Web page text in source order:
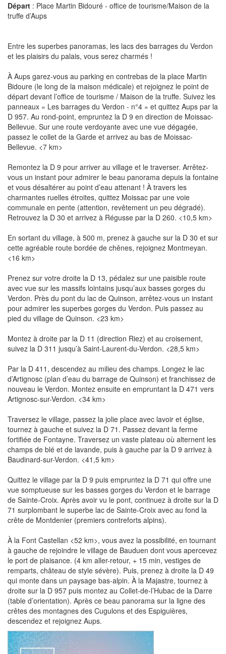
Départ : Place Martin Bidouré - office de tourisme/Maison de la
truffe d’Aups
Entre les superbes panoramas, les lacs des barrages du Verdon
et les plaisirs du palais, vous serez charmés !
À Aups garez-vous au parking en contrebas de la place Martin
Bidoure (le long de la maison médicale) et rejoignez le point de
départ devant l’office de tourisme / Maison de la truffe. Suivez les
panneaux « Les barrages du Verdon - n°4 » et quittez Aups par la
D 957. Au rond-point, empruntez la D 9 en direction de Moissac-
Bellevue. Sur une route verdoyante avec une vue dégagée,
passez le collet de la Garde et arrivez au bas de Moissac-
Bellevue. <7 km>
Remontez la D 9 pour arriver au village et le traverser. Arrêtez-
vous un instant pour admirer le beau panorama depuis la fontaine
et vous désaltérer au point d’eau attenant ! À travers les
charmantes ruelles étroites, quittez Moissac par une voie
communale en pente (attention, revêtement un peu dégradé).
Retrouvez la D 30 et arrivez à Régusse par la D 260. <10,5 km>
En sortant du village, à 500 m, prenez à gauche sur la D 30 et sur
cette agréable route bordée de chênes, rejoignez Montmeyan.
<16 km>
Prenez sur votre droite la D 13, pédalez sur une paisible route
avec vue sur les massifs lointains jusqu’aux basses gorges du
Verdon. Près du pont du lac de Quinson, arrêtez-vous un instant
pour admirer les superbes gorges du Verdon. Puis passez au
pied du village de Quinson. <23 km>
Montez à droite par la D 11 (direction Riez) et au croisement,
suivez la D 311 jusqu’à Saint-Laurent-du-Verdon. <28,5 km>
Par la D 411, descendez au milieu des champs. Longez le lac
d’Artignosc (plan d’eau du barrage de Quinson) et franchissez de
nouveau le Verdon. Montez ensuite en empruntant la D 471 vers
Artignosc-sur-Verdon. <34 km>
Traversez le village, passez la jolie place avec lavoir et église,
tournez à gauche et suivez la D 71. Passez devant la ferme
fortifiée de Fontayne. Traversez un vaste plateau où alternent les
champs de blé et de lavande, puis à gauche par la D 9 arrivez à
Baudinard-sur-Verdon. <41,5 km>
Quittez le village par la D 9 puis empruntez la D 71 qui offre une
vue somptueuse sur les basses gorges du Verdon et le barrage
de Sainte-Croix. Après avoir vu le pont, continuez à droite sur la D
71 surplombant le superbe lac de Sainte-Croix avec au fond la
crête de Montdenier (premiers contreforts alpins).
À la Font Castellan <52 km>, vous avez la possibilité, en tournant
à gauche de rejoindre le village de Bauduen dont vous apercevez
le port de plaisance. (4 km aller-retour, + 15 min, vestiges de
remparts, château de style sévère). Puis, prenez à droite la D 49
qui monte dans un paysage bas-alpin. À la Majastre, tournez à
droite sur la D 957 puis montez au Collet-de-l’Hubac de la Darre
(table d’orientation). Après ce beau panorama sur la ligne des
crêtes des montagnes des Cugulons et des Espiguières,
descendez et rejoignez Aups.